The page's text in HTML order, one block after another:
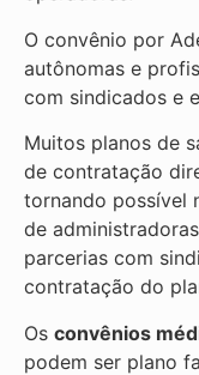
O convênio por
autônomas e
com sindicados e
Muitos planos de
de contratação
tornando possível
de
parcerias com
contratação do
Os convênios
podem ser plano